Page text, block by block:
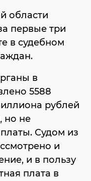
области
первые три
в судебном
в
5588
рублей
но не
Судом из
и
и в пользу
плата в